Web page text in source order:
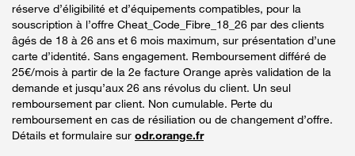
réserve d’éligibilité et d’équipements compatibles, pour la
souscription à l’offre Cheat_Code_Fibre_18_26 par des clients
âgés de 18 à 26 ans et 6 mois maximum, sur présentation d’une
carte d’identité. Sans engagement. Remboursement différé de
25€/mois à partir de la 2e facture Orange après validation de la
demande et jusqu’aux 26 ans révolus du client. Un seul
remboursement par client. Non cumulable. Perte du
remboursement en cas de résiliation ou de changement d’offre.
Détails et formulaire sur odr.orange.fr